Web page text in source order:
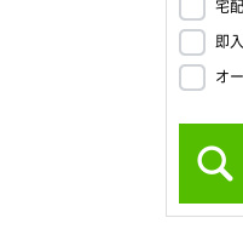
宅
即
オ